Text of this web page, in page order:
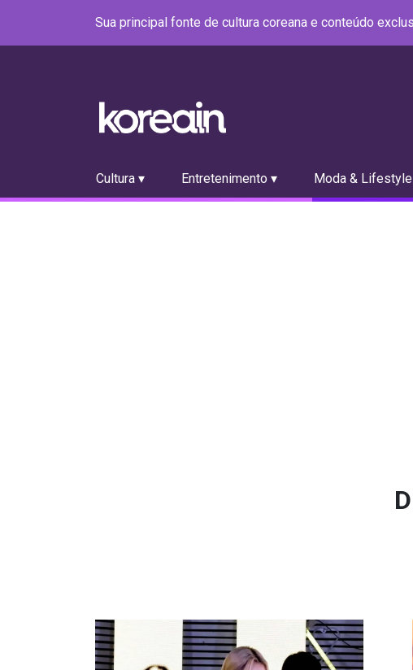
Sua principal fonte de cultura coreana e conteúdo
Cultura ▾ Entretenimento ▾ Moda &